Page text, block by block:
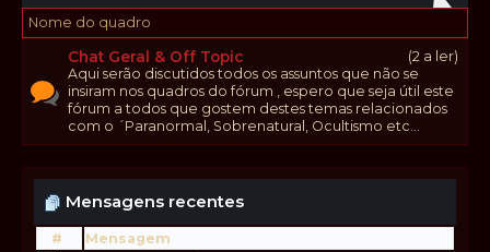
Nome do quadro
Chat Geral & Off Topic
(2 a ler)
Aqui serão discutidos todos os assuntos que não se
insiram nos quadros do fórum , espero que seja útil este
fórum a todos que gostem destes temas relacionados
com o ´Paranormal, Sobrenatural, Ocultismo etc...
Mensagens recentes
#
Mensagem